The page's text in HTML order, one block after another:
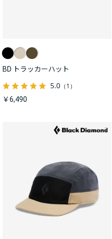
BD トラッカーハット
5.0 （1）
￥6,490